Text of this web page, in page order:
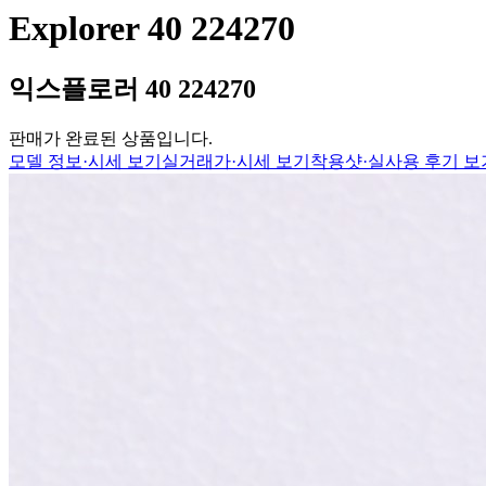
Explorer 40 224270
익스플로러 40 224270
판매가 완료된 상품입니다.
모델 정보·시세 보기 실거래가·시세 보기 착용샷·실사용 후기 보